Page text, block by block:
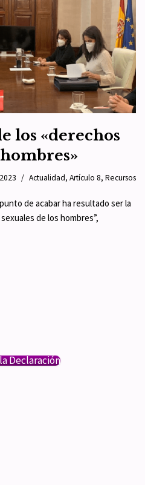
los «derechos
Actualidad, Artículo 8, Recursos
de acabar ha resultado ser la
de los hombres”,
Declaración